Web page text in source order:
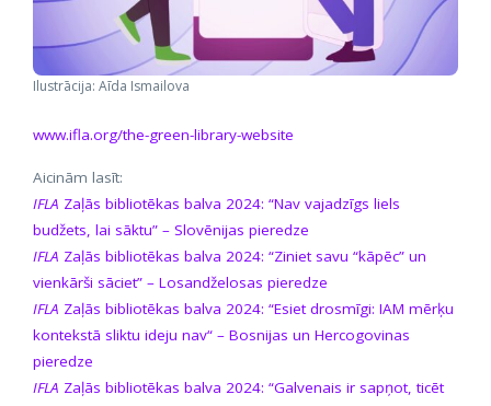
Ilustrācija: Aīda Ismailova
www.ifla.org/the-green-library-website
Aicinām lasīt:
IFLA Zaļās bibliotēkas balva 2024: “Nav vajadzīgs liels
budžets, lai sāktu” – Slovēnijas pieredze
IFLA Zaļās bibliotēkas balva 2024: “Ziniet savu “kāpēc” un
vienkārši sāciet” – Losandželosas pieredze
IFLA Zaļās bibliotēkas balva 2024: “Esiet drosmīgi: IAM mērķu
kontekstā sliktu ideju nav“ – Bosnijas un Hercogovinas
pieredze
IFLA Zaļās bibliotēkas balva 2024: “Galvenais ir sapņot, ticēt